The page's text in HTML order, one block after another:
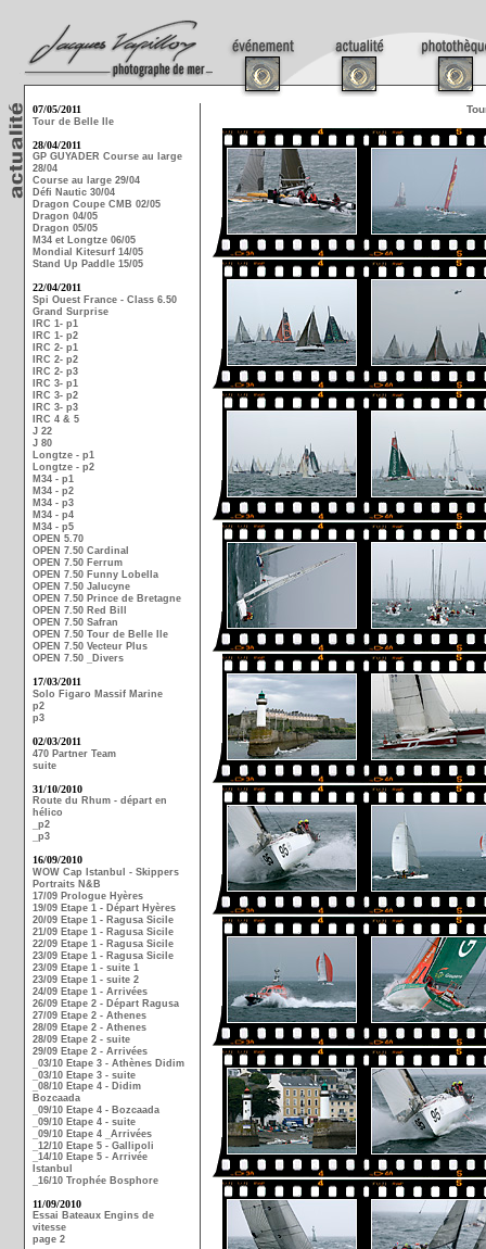
07/05/2011
Tour de Belle Ile
28/04/2011
GP GUYADER Course au large
28/04
Course au large 29/04
Défi Nautic 30/04
Dragon Coupe CMB 02/05
Dragon 04/05
Dragon 05/05
M34 et Longtze 06/05
Mondial Kitesurf 14/05
Stand Up Paddle 15/05
22/04/2011
Spi Ouest France - Class 6.50
Grand Surprise
IRC 1- p1
IRC 1- p2
IRC 2- p1
IRC 2- p2
IRC 2- p3
IRC 3- p1
IRC 3- p2
IRC 3- p3
IRC 4 & 5
J 22
J 80
Longtze - p1
Longtze - p2
M34 - p1
M34 - p2
M34 - p3
M34 - p4
M34 - p5
OPEN 5.70
OPEN 7.50 Cardinal
OPEN 7.50 Ferrum
OPEN 7.50 Funny Lobella
OPEN 7.50 Jalucyne
OPEN 7.50 Prince de Bretagne
OPEN 7.50 Red Bill
OPEN 7.50 Safran
OPEN 7.50 Tour de Belle Ile
OPEN 7.50 Vecteur Plus
OPEN 7.50 _Divers
17/03/2011
Solo Figaro Massif Marine
p2
p3
02/03/2011
470 Partner Team
suite
31/10/2010
Route du Rhum - départ en
hélico
_p2
_p3
16/09/2010
WOW Cap Istanbul - Skippers
Portraits N&B
17/09 Prologue Hyères
19/09 Etape 1 - Départ Hyères
20/09 Etape 1 - Ragusa Sicile
21/09 Etape 1 - Ragusa Sicile
22/09 Etape 1 - Ragusa Sicile
23/09 Etape 1 - Ragusa Sicile
23/09 Etape 1 - suite 1
23/09 Etape 1 - suite 2
24/09 Etape 1 - Arrivées
26/09 Etape 2 - Départ Ragusa
27/09 Etape 2 - Athenes
28/09 Etape 2 - Athenes
28/09 Etape 2 - suite
29/09 Etape 2 - Arrivées
_03/10 Etape 3 - Athènes Didim
_03/10 Etape 3 - suite
_08/10 Etape 4 - Didim
Bozcaada
_09/10 Etape 4 - Bozcaada
_09/10 Etape 4 - suite
_09/10 Etape 4 _Arrivées
_12/10 Etape 5 - Gallipoli
_14/10 Etape 5 - Arrivée
Istanbul
_16/10 Trophée Bosphore
11/09/2010
Essai Bateaux Engins de
vitesse
page 2